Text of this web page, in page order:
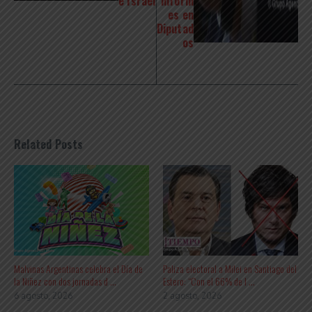
es en
Diputad
os
Related Posts
Malvinas Argentinas celebra el Día de
la Niñez con dos jornadas d ...
6 agosto, 2026
Paliza electoral a Milei en Santiago del
Estero: “Con el 66% de l ...
2 agosto, 2026